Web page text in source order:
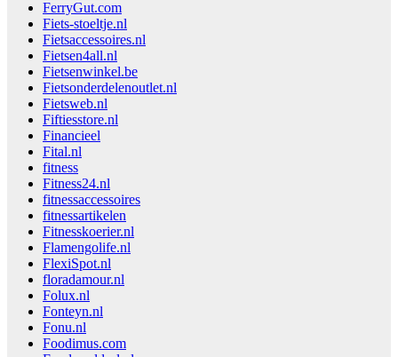
FerryGut.com
Fiets-stoeltje.nl
Fietsaccessoires.nl
Fietsen4all.nl
Fietsenwinkel.be
Fietsonderdelenoutlet.nl
Fietsweb.nl
Fiftiesstore.nl
Financieel
Fital.nl
fitness
Fitness24.nl
fitnessaccessoires
fitnessartikelen
Fitnesskoerier.nl
Flamengolife.nl
FlexiSpot.nl
floradamour.nl
Folux.nl
Fonteyn.nl
Fonu.nl
Foodimus.com